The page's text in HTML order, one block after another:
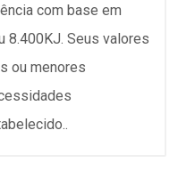
com base em
8.400KJ. Seus valores
ou menores